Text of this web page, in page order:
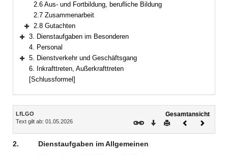
2.6 Aus- und Fortbildung, berufliche Bildung
2.7 Zusammenarbeit
Bereich erweitern
2.8 Gutachten
Bereich erweitern
3. Dienstaufgaben im Besonderen
4. Personal
Bereich erweitern
5. Dienstverkehr und Geschäftsgang
6. Inkrafttreten, Außerkrafttreten
[Schlussformel]
Inhalt
LfLGO
Text gilt ab: 01.05.2026
Gesamtansicht
Download
DruckenVorheriges
2. Dienstaufgaben im Allgemeinen